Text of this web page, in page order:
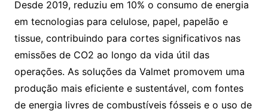
Desde 2019, reduziu em 10% o consumo de energia
em tecnologias para celulose, papel, papelão e
tissue, contribuindo para cortes significativos nas
emissões de CO2 ao longo da vida útil das
operações. As soluções da Valmet promovem uma
produção mais eficiente e sustentável, com fontes
de energia livres de combustíveis fósseis e o uso de